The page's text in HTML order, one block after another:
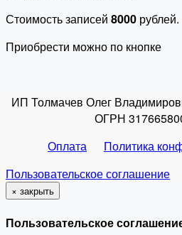
Стоимость записей 8000 рублей.
Приобрести можно по кнопке
ИП Толмачев Олег
ОГРН
Оплата
Политика
Пользовательское соглашение
× закрыть
Пользовательское